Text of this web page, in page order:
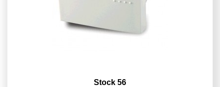
Stock 56